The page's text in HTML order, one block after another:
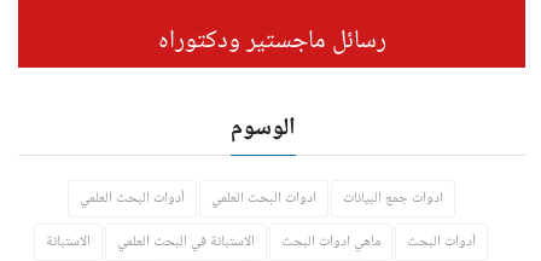
رسائل ماجستير ودكتوراه
الوسوم
ادوات جمع البيانات ادوات البحث العلمي
أدوات البحث العلمي
أدوات البحث
ماهي ادوات البحث الاستبانة في البحث العلمي
الاستبانة